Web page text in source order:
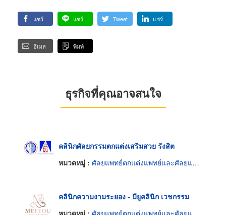
แชร์ แชร์ Tweet แชร์
อีเมล พิมพ์
ธุรกิจที่คุณอาจสนใจ
คลินิกศัลยกรรมตกแต่งเสริมสวย รังสิต
หมวดหมู่ : ศัลยแพทย์ตกแต่งแพทย์และศัลยแพทย์ปริญญา
คลินิกความงามระยอง - มียูคลินิก เวชกรรม